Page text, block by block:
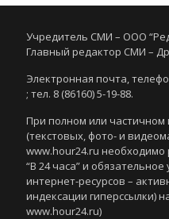
Учредитель СМИ – ООО
Главный редактор СМИ –
Электронная почта,
; тел. 8 (86160) 5-19-88.
При полном или
(текстовых, фото- и
www.hour24.ru
“В 24 часа” и
интернет-ресурсов –
индексации гиперссылки)
www.hour24.ru)